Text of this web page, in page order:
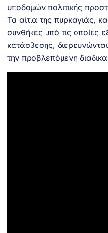
υποδομών πολιτικής
Τα αίτια της πυρκαγιάς,
συνθήκες υπό τις οποίες
κατάσβεσης,
την προβλεπόμενη